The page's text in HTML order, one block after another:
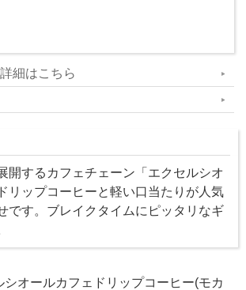
細はこちら
開するカフェチェーン「エクセルシオ
リップコーヒーと軽い口当たりが人気
です。ブレイクタイムにピッタリなギ
シオールカフェドリップコーヒー(モカ